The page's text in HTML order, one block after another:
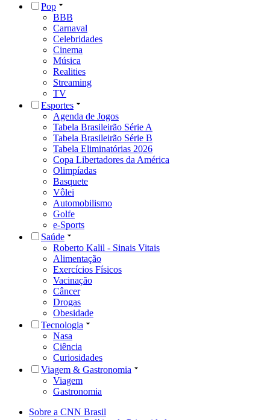
Pop
BBB
Carnaval
Celebridades
Cinema
Música
Realities
Streaming
TV
Esportes
Agenda de Jogos
Tabela Brasileirão Série A
Tabela Brasileirão Série B
Tabela Eliminatórias 2026
Copa Libertadores da América
Olimpíadas
Basquete
Vôlei
Automobilismo
Golfe
e-Sports
Saúde
Roberto Kalil - Sinais Vitais
Alimentação
Exercícios Físicos
Vacinação
Câncer
Drogas
Obesidade
Tecnologia
Nasa
Ciência
Curiosidades
Viagem & Gastronomia
Viagem
Gastronomia
Sobre a CNN Brasil